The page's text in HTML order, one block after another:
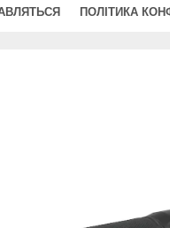
ПОЛІТИКА